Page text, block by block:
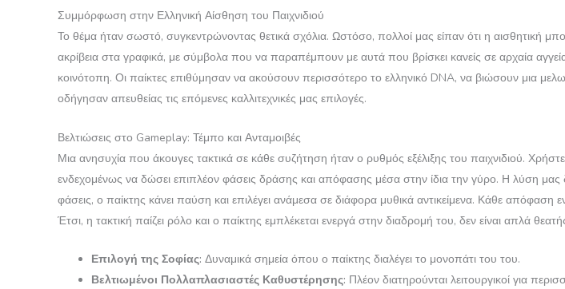
Συμμόρφωση στην Ελληνική Αίσθηση του Παιχνιδιού
Το θέμα ήταν σωστό, συγκεντρώνοντας θετικά σχόλια. Ωστόσο, πολλοί μας είπαν ότι η αισθητική
ακρίβεια στα γραφικά, με σύμβολα που να παραπέμπουν με αυτά που βρίσκει κανείς σε αρχαία
κοινότοπη. Οι παίκτες επιθύμησαν να ακούσουν περισσότερο το ελληνικό DNA, να βιώσουν μια
οδήγησαν απευθείας τις επόμενες καλλιτεχνικές μας επιλογές.
Βελτιώσεις στο Gameplay: Τέμπο και Ανταμοιβές
Μια ανησυχία που άκουγες τακτικά σε κάθε συζήτηση ήταν ο ρυθμός εξέλιξης του παιχνιδιού.
ενδεχομένως να δώσει επιπλέον φάσεις δράσης και απόφασης μέσα στην ίδια την γύρο. Η λύση
φάσεις, ο παίκτης κάνει παύση και επιλέγει ανάμεσα σε διάφορα μυθικά αντικείμενα. Κάθε
Έτσι, η τακτική παίζει ρόλο και ο παίκτης εμπλέκεται ενεργά στην διαδρομή του, δεν είναι απλά
Επιλογή της Σοφίας: Δυναμικά σημεία όπου ο παίκτης διαλέγει το μονοπάτι του του.
Βελτιωμένοι Πολλαπλασιαστές Καθυστέρησης: Πλέον διατηρούνται λειτουργικοί για